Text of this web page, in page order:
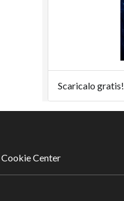
Scaricalo gratis!
Cookie Center